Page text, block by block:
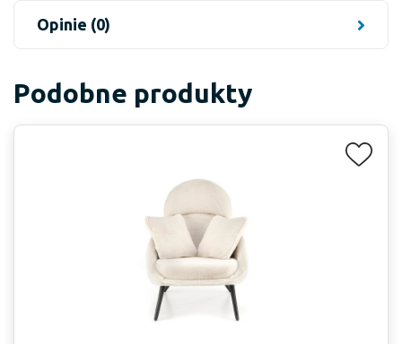
Opinie (0)
Podobne produkty